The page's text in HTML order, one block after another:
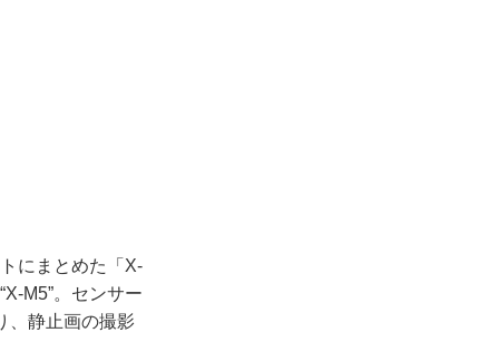
にまとめた「X-
M5”。センサー
、静止画の撮影